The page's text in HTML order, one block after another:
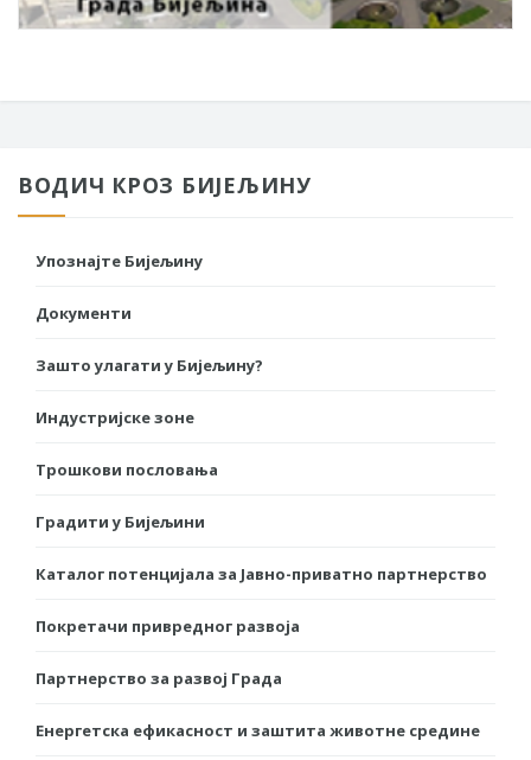
ВОДИЧ КРОЗ БИЈЕЉИНУ
Упознајте Бијељину
Документи
Зашто улагати у Бијељину?
Индустријске зоне
Трошкови пословања
Градити у Бијељини
Каталог потенцијала за Јавно-приватно партнерство
Покретачи привредног развоја
Партнерство за развој Града
Енергетска ефикасност и заштита животне средине